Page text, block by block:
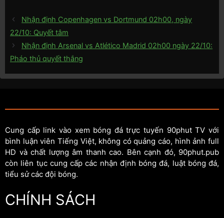
Nhận định Copenhagen vs Dortmund 02h00, ngày
22/10: Quyết tâm
Nhận định Arsenal vs Atlético Madrid 02h00 ngày 22/10:
Pháo thủ quyết thắng
Cung cấp link vào xem bóng đá trực tuyến 90phut TV với
bình luận viên Tiếng Việt, không có quảng cáo, hình ảnh full
HD và chất lượng âm thanh cao. Bên cạnh đó, 90phut.pub
còn liên tục cung cấp các nhận định bóng đá, luật bóng đá,
tiểu sử các đội bóng.
CHÍNH SÁCH